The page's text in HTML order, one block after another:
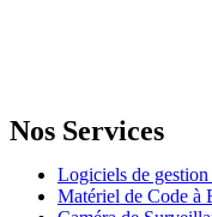
Nos Services
Logiciels de
Matériel de Code à